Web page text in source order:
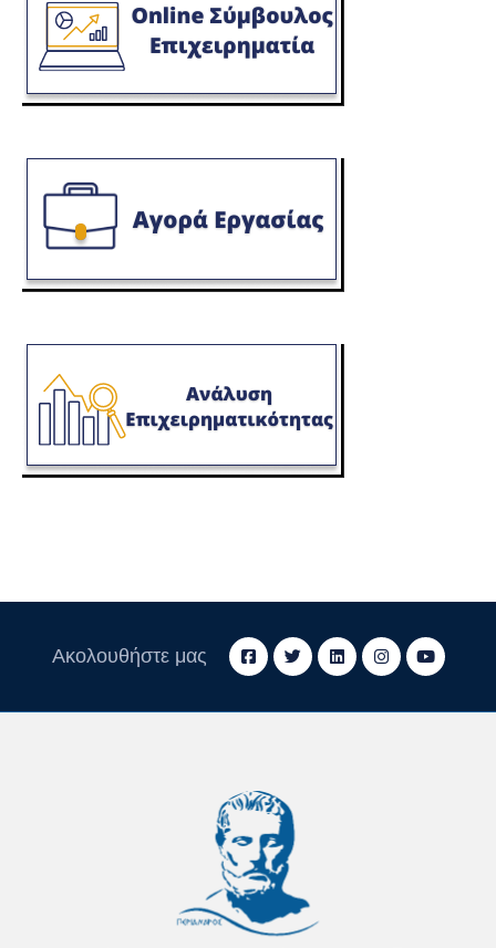
Ακολουθήστε μας